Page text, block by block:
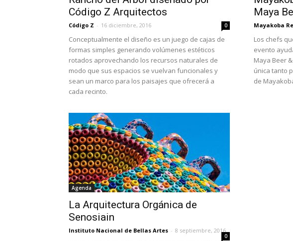
Código Z Arquitectos
Código Z - 16 diciembre, 2016 0
Conceptualmente el diseño es un juego de cajas de
formas simples generando volúmenes estéticos
rotados aprovechando los recursos naturales de
modo que sus espacios se vuelvan funcionales y
sean un marco para los paisajes que ofrecerá a
cada recinto.
Maya
Mayakoba
Los chefs
evento
Maya Beer
única tanto
de
Agenda
La Arquitectura Orgánica de
Senosiain
Instituto Nacional de Bellas Artes - 8 septiembre, 2016
0